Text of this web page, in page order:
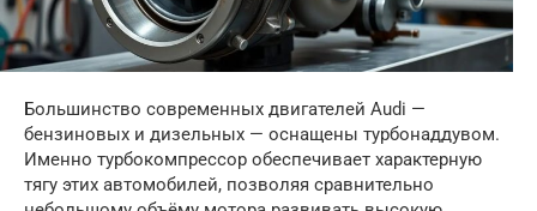
Большинство современных двигателей Audi —
бензиновых и дизельных — оснащены турбонаддувом.
Именно турбокомпрессор обеспечивает характерную
тягу этих автомобилей, позволяя сравнительно